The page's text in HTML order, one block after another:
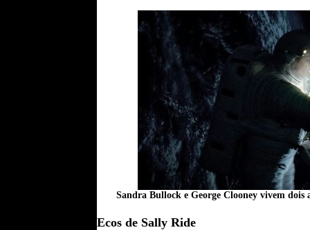
Sandra Bullock e George Clooney vivem dois
Ecos de Sally Ride